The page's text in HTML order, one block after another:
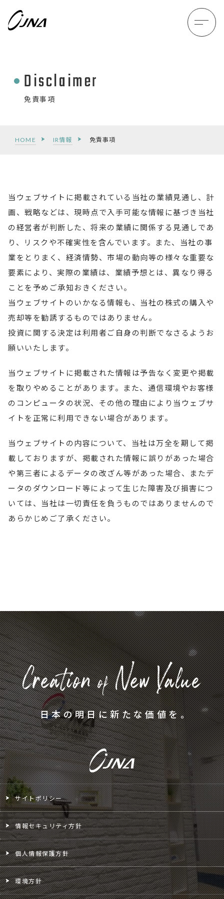
免責事項
Disclaimer
HOME IR情報 免責事項
当ウェブサイトに掲載されている当社の業績見通し、計
画、戦略などは、現時点で入手可能な情報に基づき当社
の経営者が判断した、将来の業績に関係する見通しであ
り、リスクや不確実性を含んでいます。また、当社の事
業をとりまく、経済情勢、市場の動向等の様々な重要な
要素により、実際の業績は、業績予想とは、異なり得る
ことを予めご承知おきください。
当ウェブサイトのいかなる情報も、当社の株式の購入や
売却等を勧誘するものではありません。
投資に関する決定は利用者ご自身の判断でなさるようお
願いいたします。
当ウェブサイトに掲載された情報は予告なく変更や掲載
を取りやめることがあります。また、通信環境やお客様
のコンピュータの状況、その他の理由により当ウェブサ
イトを正常に利用できない場合があります。
当ウェブサイトの内容について、当社は万全を期して掲
載しておりますが、掲載された情報に誤りがあった場合
や第三者によるデータの改ざん等があった場合、またデ
ータのダウンロード等によって生じた障害及び損害につ
いては、当社は一切責任を負うものではありませんので
あらかじめご了承ください。
日本の明日に新たな価値を。
サイトポリシー
情報セキュリティ方針
個人情報保護方針
環境方針